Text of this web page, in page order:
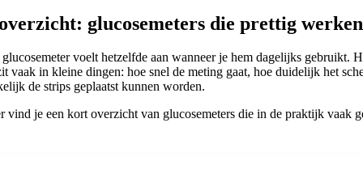
glucosemeters die prettig werken
voelt hetzelfde aan wanneer je hem dagelijks gebruikt.
vaak in kleine dingen: hoe snel de meting gaat, hoe duidelijk het
de strips geplaatst kunnen worden.
vind je een kort overzicht van glucosemeters die in de praktijk vaak